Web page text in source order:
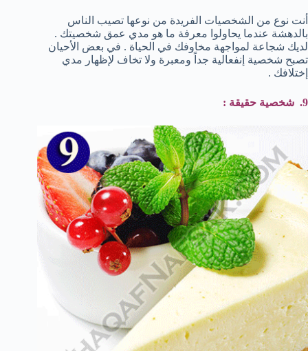
أنت نوع من الشخصيات الفريدة من نوعها تصيب الناس
بالدهشة عندما يحاولوا معرفة ما هو مدي عمق شخصيتك .
لديك شجاعة لمواجهة مخاوفك في الحياة . في بعض الأحيان
تصبح شخصية إنفعالية جداً ومعبرة ولا تخاف لإظهار مدي
إختلافك .
9. شخصية حقيقة :